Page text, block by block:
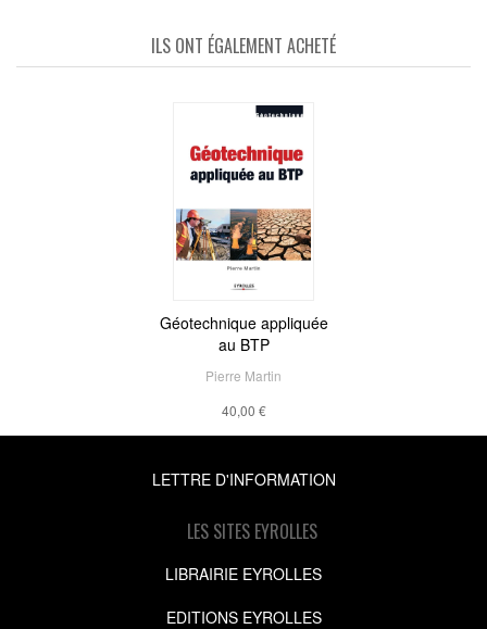
ILS ONT ÉGALEMENT ACHETÉ
Géotechnique appliquée
au BTP
Pierre Martin
40,00 €
LETTRE D'INFORMATION
LES SITES EYROLLES
LIBRAIRIE EYROLLES
EDITIONS EYROLLES